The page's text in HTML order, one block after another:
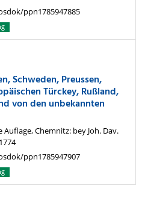
ppn1785947885
Schweden, Preussen,
Türckey, Rußland,
von den unbekannten
Chemnitz: bey Joh. Dav.
ppn1785947907